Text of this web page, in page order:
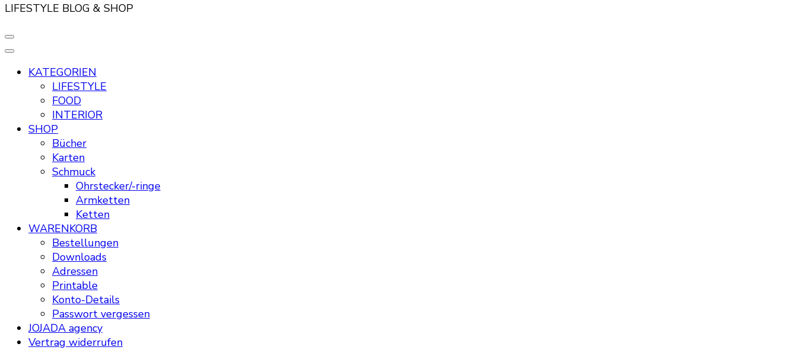
LIFESTYLE BLOG & SHOP
KATEGORIEN
LIFESTYLE
FOOD
INTERIOR
SHOP
Bücher
Karten
Schmuck
Ohrstecker/-ringe
Armketten
Ketten
WARENKORB
Bestellungen
Downloads
Adressen
Printable
Konto-Details
Passwort vergessen
JOJADA agency
Vertrag widerrufen